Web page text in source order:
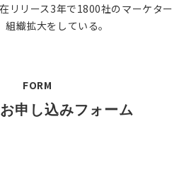
リリース3年で1800社のマーケター
織拡大をしている。
FORM
申し込みフォーム